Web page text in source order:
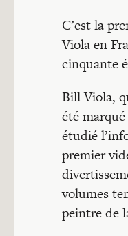
C’est la
Viola en
cinquante
Bill Viola,
été
étudié
premier
volumes
peintre de